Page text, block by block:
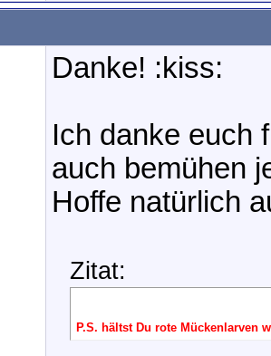
Danke! :kiss:
Ich danke euch
auch bemühen
Hoffe natürlich
Zitat:
P.S. hältst Du rote Mückenlarven